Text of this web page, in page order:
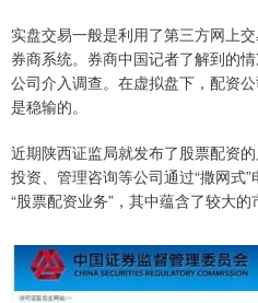
实盘交易一般是利用了第三方网上
券商系统。券商中国记者了解到的
公司介入调查。在虚拟盘下，配资
是稳输的。
近期陕西证监局就发布了股票配资
投资、管理咨询等公司通过“撒网式
“股票配资业务”，其中蕴含了较大的